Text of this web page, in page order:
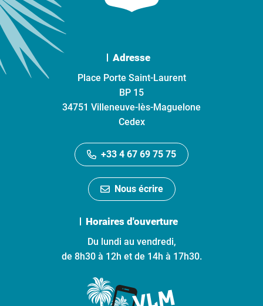
Adresse
Place Porte Saint-Laurent
BP 15
34751 Villeneuve-lès-Maguelone
Cedex
+33 4 67 69 75 75
Nous écrire
Horaires d'ouverture
Du lundi au vendredi,
de 8h30 à 12h et de 14h à 17h30.